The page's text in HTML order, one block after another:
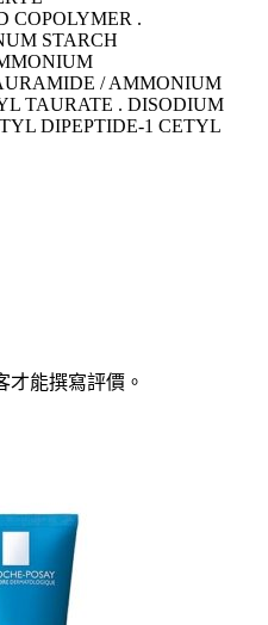
COPOLYMER .
STARCH
/ AMMONIUM
TAURATE . DISODIUM
DIPEPTIDE-1 CETYL
才能撰寫評價。